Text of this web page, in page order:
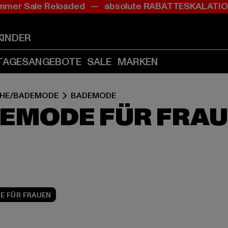
Zum
(Enter
drücken)
Zum
(Enter
drücken)
Sale Reloaded — absolute
SALE MARKEN
BADEMODE BADEMODE
FÜR
FÜR FRAUEN
Zum
(Enter
drücken)